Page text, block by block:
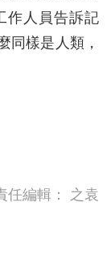
作人員告訴記
同樣是人類，
任編輯： 之袁